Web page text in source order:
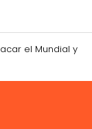
el Mundial y